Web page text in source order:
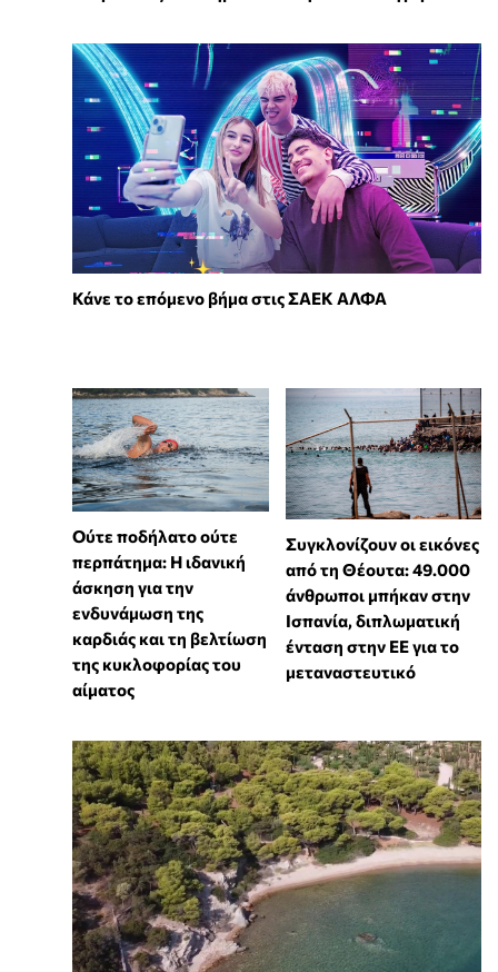
Κάνε το επόμενο βήμα στις ΣΑΕΚ ΑΛΦΑ
Ούτε ποδήλατο ούτε
περπάτημα: Η ιδανική
άσκηση για την
ενδυνάμωση της
καρδιάς και τη βελτίωση
της κυκλοφορίας του
αίματος
Συγκλονίζουν οι εικόνες
από τη Θέουτα: 49.000
άνθρωποι μπήκαν στην
Ισπανία, διπλωματική
ένταση στην ΕΕ για το
μεταναστευτικό